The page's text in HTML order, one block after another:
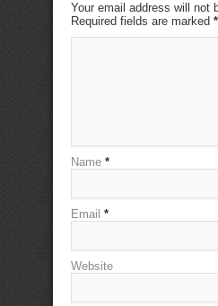
Your email address will not
Required fields are marked *
Name *
Email *
Website